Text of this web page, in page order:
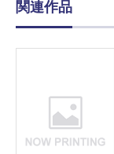
関連作品